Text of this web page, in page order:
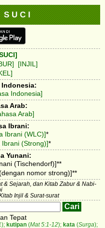
U C I
[INJIL]
Indonesia:
Indonesia]
Arab:
Arab]
Ibrani:
Ibrani (WLC)]*
Ibrani (Strong)]*
Yunani:
(Tischendorf)]**
nomor strong)]**
& Sejarah, dan Kitab Zabur & Nabi-
Injil & Surat-surat
Tepat
); kutipan(Mat 5:1-12); kata(Surga);